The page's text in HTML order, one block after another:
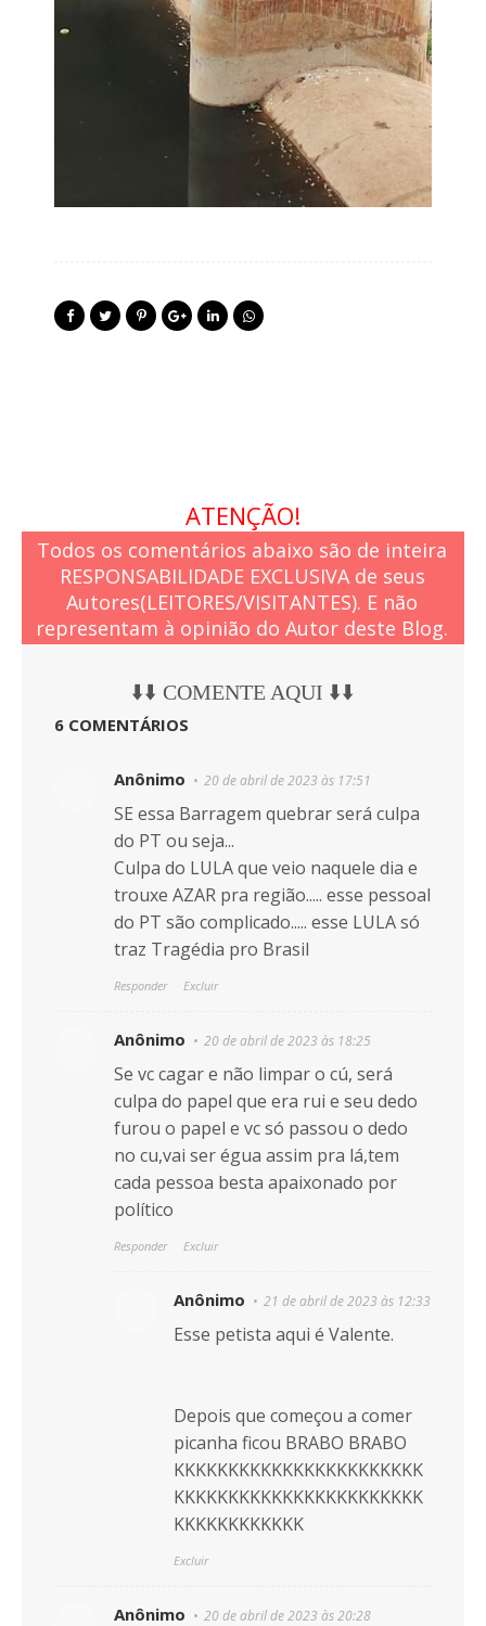
ATENÇÃO!
Todos os comentários abaixo são de inteira
RESPONSABILIDADE EXCLUSIVA de seus
Autores(LEITORES/VISITANTES). E não
representam à opinião do Autor deste Blog.
⬇️⬇️ COMENTE AQUI ⬇️⬇️
6 COMENTÁRIOS
Anônimo 20 de abril de 2023 às 17:51
SE essa Barragem quebrar será culpa
do PT ou seja...
Culpa do LULA que veio naquele dia e
trouxe AZAR pra região..... esse pessoal
do PT são complicado..... esse LULA só
traz Tragédia pro Brasil
Responder Excluir
Anônimo 20 de abril de 2023 às 18:25
Se vc cagar e não limpar o cú, será
culpa do papel que era rui e seu dedo
furou o papel e vc só passou o dedo
no cu,vai ser égua assim pra lá,tem
cada pessoa besta apaixonado por
político
Responder Excluir
Anônimo 21 de abril de 2023 às 12:33
Esse petista aqui é Valente.
Depois que começou a comer
picanha ficou BRABO BRABO
KKKKKKKKKKKKKKKKKKKKKKK
KKKKKKKKKKKKKKKKKKKKKKK
KKKKKKKKKKKK
Excluir
Anônimo 20 de abril de 2023 às 20:28